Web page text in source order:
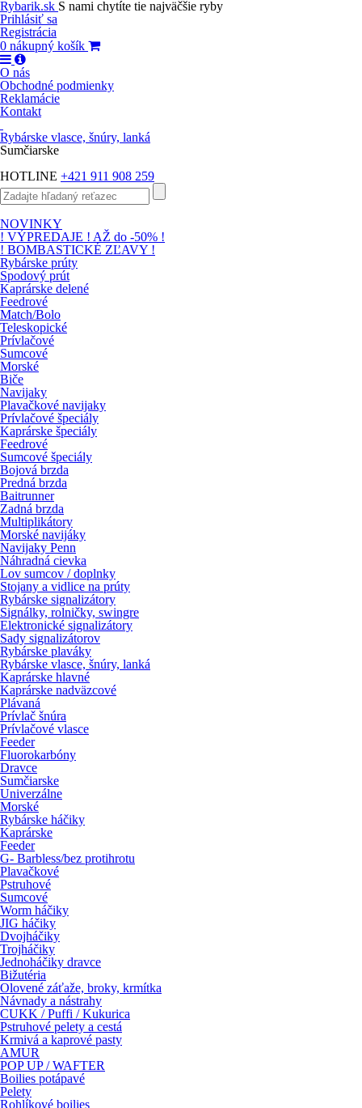
Rybarik.sk S nami chytíte tie najväčšie ryby
Prihlásiť sa
Registrácia
0 nákupný košík
O nás
Obchodné podmienky
Reklamácie
Kontakt
Rybárske vlasce, šnúry, lanká
Sumčiarske
HOTLINE +421 911 908 259
NOVINKY
! VÝPREDAJE ! AŽ do -50% !
! BOMBASTICKÉ ZĽAVY !
Rybárske prúty
Spodový prút
Kaprárske delené
Feedrové
Match/Bolo
Teleskopické
Prívlačové
Sumcové
Morské
Biče
Navijaky
Plavačkové navijaky
Prívlačové špeciály
Kaprárske špeciály
Feedrové
Sumcové špeciály
Bojová brzda
Predná brzda
Baitrunner
Zadná brzda
Multiplikátory
Morské navijáky
Navijaky Penn
Náhradná cievka
Lov sumcov / doplnky
Stojany a vidlice na prúty
Rybárske signalizátory
Signálky, rolničky, swingre
Elektronické signalizátory
Sady signalizátorov
Rybárske plaváky
Rybárske vlasce, šnúry, lanká
Kaprárske hlavné
Kaprárske nadväzcové
Plávaná
Prívlač šnúra
Prívlačové vlasce
Feeder
Fluorokarbóny
Dravce
Sumčiarske
Univerzálne
Morské
Rybárske háčiky
Kaprárske
Feeder
G- Barbless/bez protihrotu
Plavačkové
Pstruhové
Sumcové
Worm háčiky
JIG háčiky
Dvojháčiky
Trojháčiky
Jednoháčiky dravce
Bižutéria
Olovené záťaže, broky, krmítka
Návnady a nástrahy
CUKK / Puffi / Kukurica
Pstruhové pelety a cestá
Krmivá a kaprové pasty
AMUR
POP UP / WAFTER
Boilies potápavé
Pelety
Rohlíkové boilies